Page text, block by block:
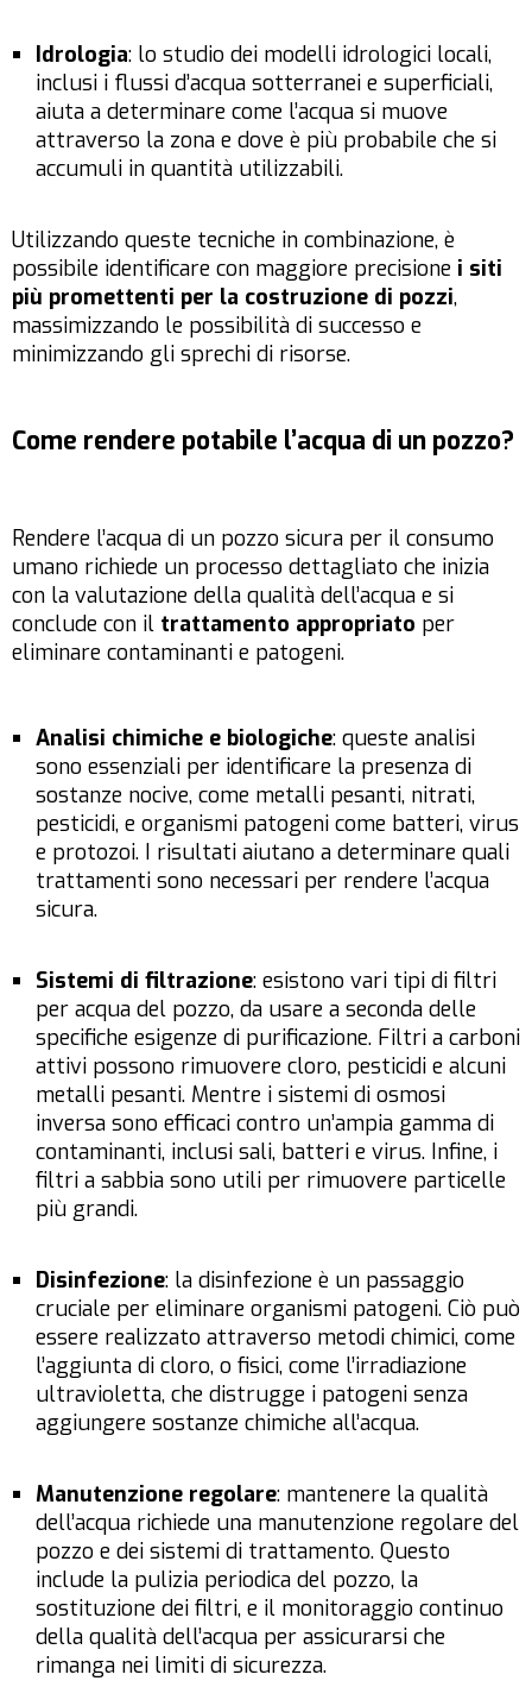
Idrologia: lo studio dei modelli idrologici locali,
inclusi i flussi d’acqua sotterranei e superficiali,
aiuta a determinare come l’acqua si muove
attraverso la zona e dove è più probabile che si
accumuli in quantità utilizzabili.
Utilizzando queste tecniche in combinazione, è
possibile identificare con maggiore precisione i siti
più promettenti per la costruzione di pozzi,
massimizzando le possibilità di successo e
minimizzando gli sprechi di risorse.
Come rendere potabile l’acqua di un pozzo?
Rendere l’acqua di un pozzo sicura per il consumo
umano richiede un processo dettagliato che inizia
con la valutazione della qualità dell’acqua e si
conclude con il trattamento appropriato per
eliminare contaminanti e patogeni.
Analisi chimiche e biologiche: queste analisi
sono essenziali per identificare la presenza di
sostanze nocive, come metalli pesanti, nitrati,
pesticidi, e organismi patogeni come batteri, virus
e protozoi. I risultati aiutano a determinare quali
trattamenti sono necessari per rendere l’acqua
sicura.
Sistemi di filtrazione: esistono vari tipi di filtri
per acqua del pozzo, da usare a seconda delle
specifiche esigenze di purificazione. Filtri a carboni
attivi possono rimuovere cloro, pesticidi e alcuni
metalli pesanti. Mentre i sistemi di osmosi
inversa sono efficaci contro un’ampia gamma di
contaminanti, inclusi sali, batteri e virus. Infine, i
filtri a sabbia sono utili per rimuovere particelle
più grandi.
Disinfezione: la disinfezione è un passaggio
cruciale per eliminare organismi patogeni. Ciò può
essere realizzato attraverso metodi chimici, come
l’aggiunta di cloro, o fisici, come l’irradiazione
ultravioletta, che distrugge i patogeni senza
aggiungere sostanze chimiche all’acqua.
Manutenzione regolare: mantenere la qualità
dell’acqua richiede una manutenzione regolare del
pozzo e dei sistemi di trattamento. Questo
include la pulizia periodica del pozzo, la
sostituzione dei filtri, e il monitoraggio continuo
della qualità dell’acqua per assicurarsi che
rimanga nei limiti di sicurezza.